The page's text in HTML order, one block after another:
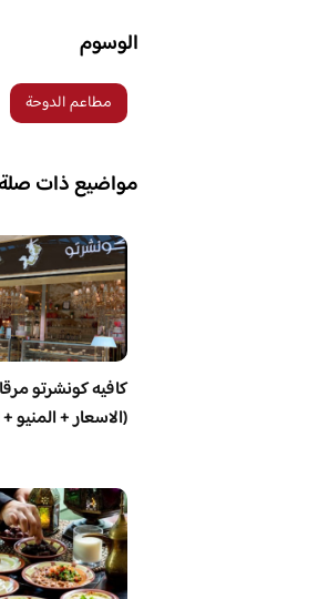
الوسوم
مطاعم الدوحة
مواضيع ذات
كافيه كونشرتو
(الاسعار + المنيو